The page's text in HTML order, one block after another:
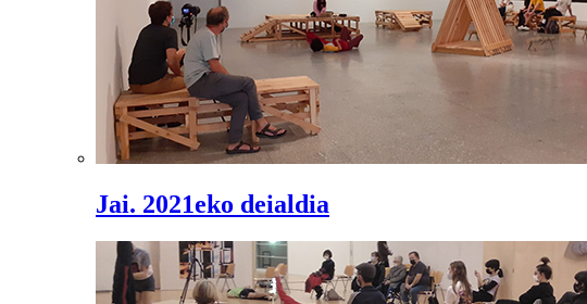
Jai. 2021eko deialdia